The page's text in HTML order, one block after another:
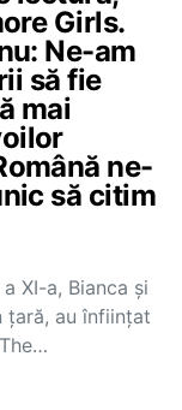
Girls.
Ne-am
să fie
mai
ne-
să citim
XI-a, Bianca și
țară, au înființat